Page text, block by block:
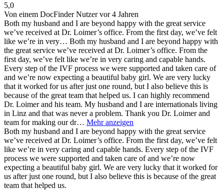
5,0
Von einem DocFinder Nutzervor 4 Jahren
Both my husband and I are beyond happy with the great service
we’ve received at Dr. Loimer’s office. From the first day, we’ve felt
like we’re in very… Both my husband and I are beyond happy with
the great service we’ve received at Dr. Loimer’s office. From the
first day, we’ve felt like we’re in very caring and capable hands.
Every step of the IVF process we were supported and taken care of
and we’re now expecting a beautiful baby girl. We are very lucky
that it worked for us after just one round, but I also believe this is
because of the great team that helped us. I can highly recommend
Dr. Loimer and his team. My husband and I are internationals living
in Linz and that was never a problem. Thank you Dr. Loimer and
team for making our dr… Mehr anzeigen
Both my husband and I are beyond happy with the great service
we’ve received at Dr. Loimer’s office. From the first day, we’ve felt
like we’re in very caring and capable hands. Every step of the IVF
process we were supported and taken care of and we’re now
expecting a beautiful baby girl. We are very lucky that it worked for
us after just one round, but I also believe this is because of the great
team that helped us.